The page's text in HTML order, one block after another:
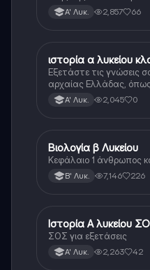
τεράστιο βάρος του
Α' Λυκ. 2,857 66
Ιστορία
ιστορία α λυκείου
Εξετάστε τις γνώσεις
αρχαίας Ελλάδας,
Λυκείου.
Α' Λυκ. 2,045 0
Βιολογία
Βιολογία β Λυκείου
Κεφάλαιο 1 άνθρωπος
Β' Λυκ. 7,146 226
Ιστορία
Ιστορία Α λυκείου
ΣΟΣ για εξετάσεις
Α' Λυκ. 2,263 42